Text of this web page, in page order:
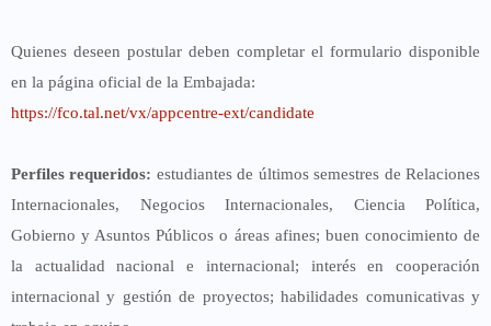
Quienes deseen postular deben completar el formulario disponible
en la página oficial de la Embajada:
https://fco.tal.net/vx/appcentre-ext/candidate
Perfiles requeridos: estudiantes de últimos semestres de Relaciones
Internacionales, Negocios Internacionales, Ciencia Política,
Gobierno y Asuntos Públicos o áreas afines; buen conocimiento de
la actualidad nacional e internacional; interés en cooperación
internacional y gestión de proyectos; habilidades comunicativas y